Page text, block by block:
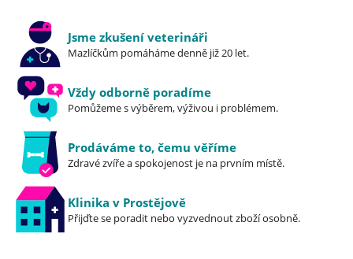
Jsme zkušení veterináři
Mazlíčkům pomáháme denně již 20 let.
Vždy odborně poradíme
Pomůžeme s výběrem, výživou i problémem.
Prodáváme to, čemu věříme
Zdravé zvíře a spokojenost je na prvním místě.
Klinika v Prostějově
Přijďte se poradit nebo vyzvednout zboží osobně.